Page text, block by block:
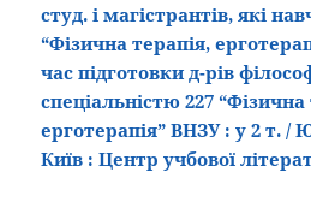
студ. і магістрантів, які
“Фізична терапія,
час підготовки д-рів
спеціальністю 227 “Фізична
ерготерапія” ВНЗУ : у 2 т.
Київ : Центр учбової